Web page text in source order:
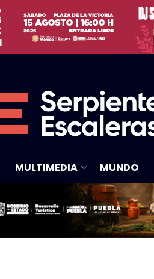
MULTIMEDIA MUNDO